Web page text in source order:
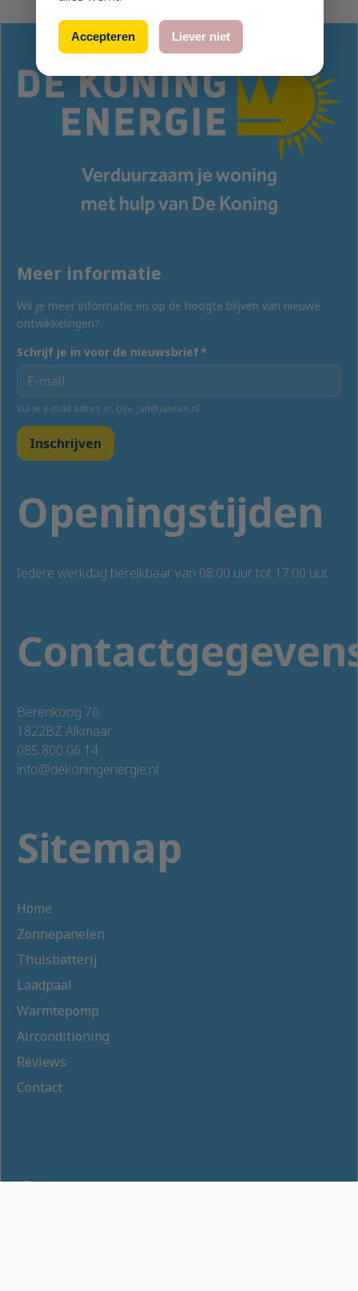
Verduurzaam je woning
met hulp van De Koning
Sitemap
Home
Zonnepanelen
Thuisbatterij
Laadpaal
Warmtepomp
Airconditioning
Reviews
Contact
Berenkoog 76
1822BZ Alkmaar
085 800 06 14
info@dekoningenergie.nl
Openingstijden
Iedere werkdag bereikbaar van 08:00 uur tot 17:00 uur.
Meer informatie
Wil je meer informatie en op de hoogte blijven van nieuwe
ontwikkelingen?
Schrijf je in voor de nieuwsbrief*
Vul je e-mail adres in, bijv. jan@jansen.nl
Inschrijven
Accepteren Liever niet